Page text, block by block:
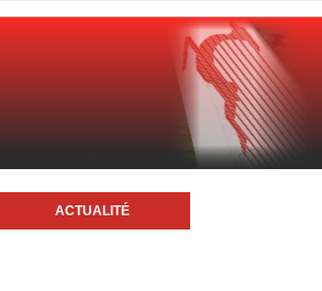
ACTUALITÉ